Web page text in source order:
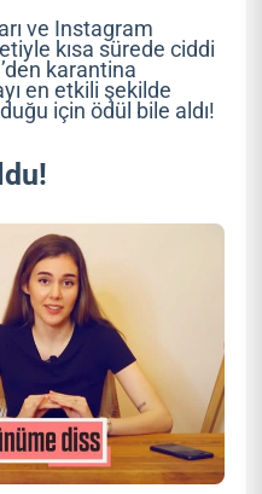
ve Instagram
kısa sürede ciddi
karantina
en etkili şekilde
için ödül bile aldı!